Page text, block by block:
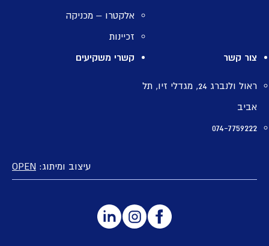
אלקטרו – מכניקה
זכיינות
צור קשר
ראול ולנברג 24, מגדלי זיו, תל
אביב
074-7759222
קשרי משקיעים
עיצוב ומיתוג: OPEN